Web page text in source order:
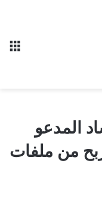
المدعو
من ملفات